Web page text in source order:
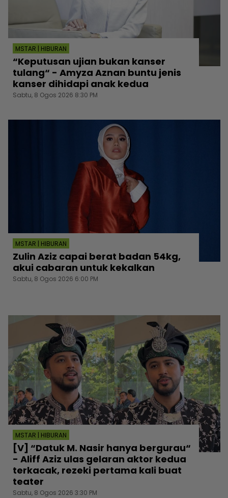
MSTAR | HIBURAN
“Keputusan ujian bukan kanser
tulang“ - Amyza Aznan buntu jenis
kanser dihidapi anak kedua
Sabtu, 8 Ogos 2026 8:30 PM
MSTAR | HIBURAN
Zulin Aziz capai berat badan 54kg,
akui cabaran untuk kekalkan
Sabtu, 8 Ogos 2026 6:00 PM
MSTAR | HIBURAN
[V] “Datuk M. Nasir hanya bergurau“
- Aliff Aziz ulas gelaran aktor kedua
terkacak, rezeki pertama kali buat
teater
Sabtu, 8 Ogos 2026 3:30 PM